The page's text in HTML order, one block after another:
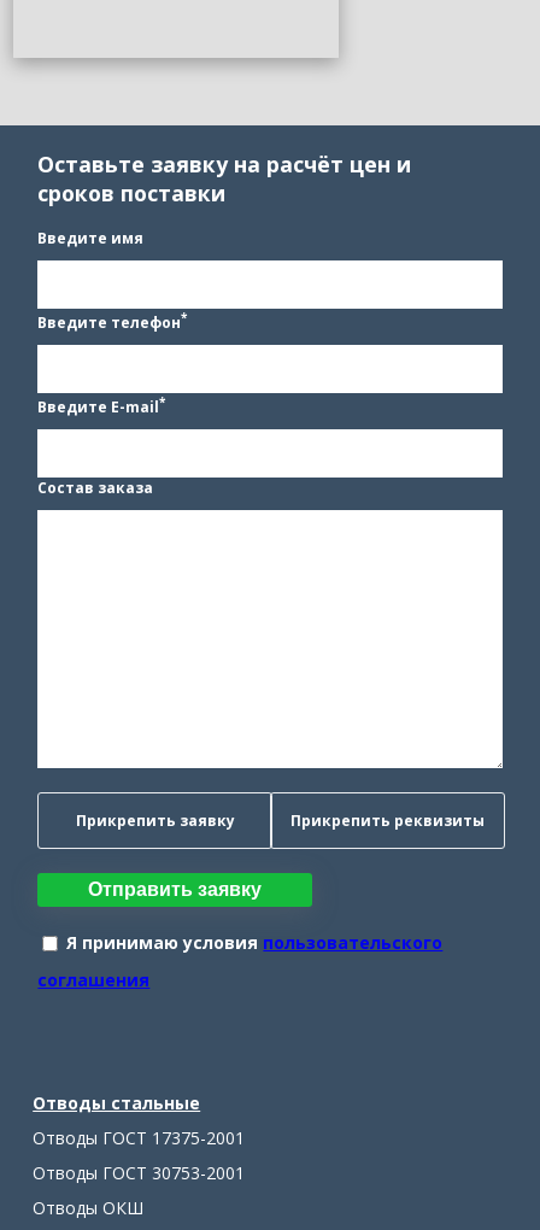
Оставьте заявку на расчёт цен и
сроков поставки
Введите имя
Введите телефон*
Введите E-mail*
Состав заказа
Прикрепить заявку Прикрепить реквизиты
Отправить заявку
Я принимаю условия пользовательского
соглашения
Отводы стальные
Отводы ГОСТ 17375-2001
Отводы ГОСТ 30753-2001
Отводы ОКШ